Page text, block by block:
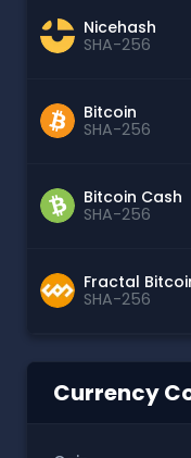
Nicehash
SHA-256
Bitcoin
SHA-256
Bitcoin Cash
SHA-256
Fractal
SHA-256
Currency